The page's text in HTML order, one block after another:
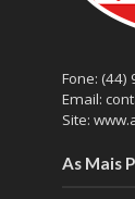
Fone: (44)
Email:
Site:
As Mais